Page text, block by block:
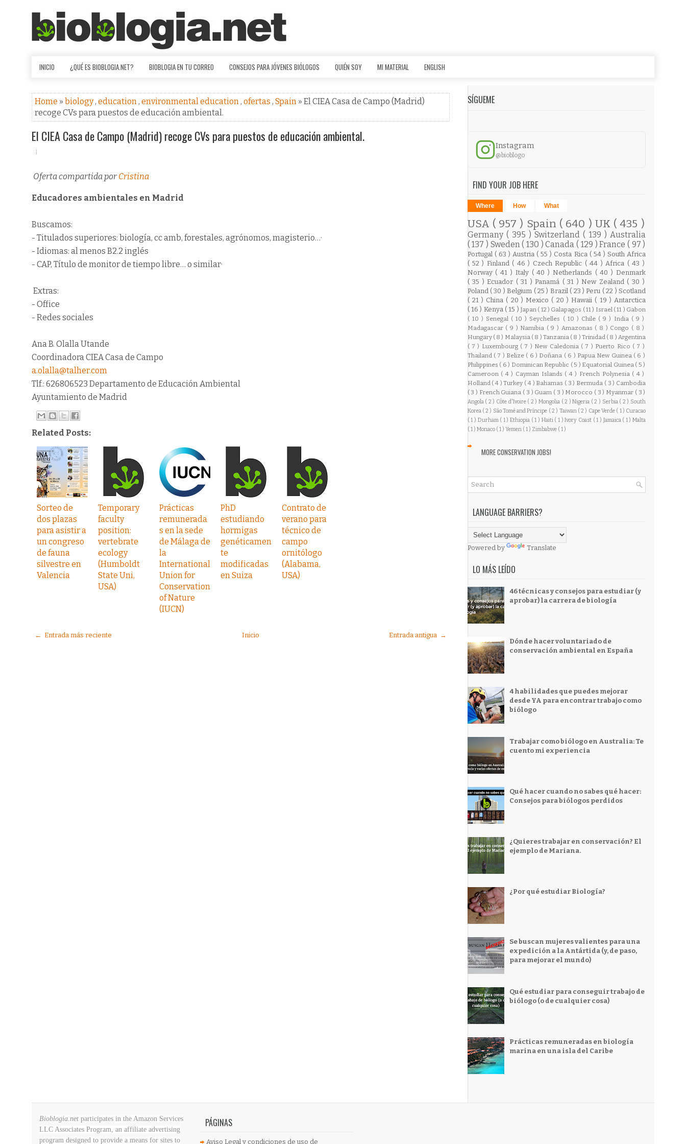
INICIO ¿QUÉ ES BIOBLOGIA.NET? BIOBLOGIA EN TU CORREO CONSEJOS PARA JÓVENES BIÓLOGOS QUIÉN SOY MI MATERIAL ENGLISH
Home » biology, education, environmental education, ofertas , Spain » El CIEA Casa de Campo (Madrid)
recoge CVs para puestos de educación ambiental.
El CIEA Casa de Campo (Madrid) recoge CVs para puestos de educación ambiental.
Oferta compartida por Cristina
Educadores ambientales en Madrid
Buscamos:
- Titulados superiores: biología, cc amb, forestales, agrónomos, magisterio…·
- Idiomas: al menos B2.2 inglés
- CAP, Título de monitor de tiempo libre… o similar·
Extras:
- Office
- Redes sociales
Ana B. Olalla Utande
Coordinadora CIEA Casa de Campo
a.olalla@talher.com
Tlf.: 626806523 Departamento de Educación Ambiental
Ayuntamiento de Madrid
Related Posts:
Sorteo de
dos plazas
para asistir a
un congreso
de fauna
silvestre en
Valencia
Temporary
faculty
position:
vertebrate
ecology
(Humboldt
State Uni,
USA)
Prácticas
remunerada
s en la sede
de Málaga de
la
International
Union for
Conservation
of Nature
(IUCN)
PhD
estudiando
hormigas
genéticamen
te
modificadas
en Suiza
Contrato de
verano para
técnico de
campo
ornitólogo
(Alabama,
USA)
← Entrada más reciente Entrada antigua →
Inicio
SÍGUEME
Instagram
@bioblogo
FIND YOUR JOB HERE
Where How What
USA ( 957 ) Spain ( 640 ) UK ( 435 )
Germany ( 395 )Switzerland( 139 )Australia
( 137 ) Sweden( 130 )Canada( 129 )France ( 97 )
Portugal ( 63 ) Austria ( 55 ) Costa Rica ( 54 ) South Africa
( 52 ) Finland ( 46 ) Czech Republic ( 44 )Africa ( 43 )
Norway ( 41 ) Italy ( 40 ) Netherlands ( 40 ) Denmark
( 35 ) Ecuador ( 31 ) Panamá ( 31 ) New Zealand ( 30 )
Poland ( 30 ) Belgium ( 25 ) Brazil ( 23 ) Peru ( 22 ) Scotland
( 21 ) China ( 20 ) Mexico ( 20 ) Hawaii ( 19 )Antarctica
( 16 ) Kenya ( 15 ) Japan ( 12 ) Galapagos ( 11 ) Israel ( 11 ) Gabon
( 10 ) Senegal ( 10 ) Seychelles ( 10 ) Chile ( 9 ) India ( 9 )
Madagascar ( 9 ) Namibia ( 9 ) Amazonas ( 8 ) Congo ( 8 )
Hungary ( 8 ) Malaysia ( 8 ) Tanzania ( 8 ) Trinidad ( 8 )Argentina
( 7 ) Luxembourg ( 7 ) New Caledonia ( 7 ) Puerto Rico ( 7 )
Thailand ( 7 ) Belize ( 6 ) Doñana ( 6 ) Papua New Guinea ( 6 )
Philippines ( 6 ) Dominican Republic ( 5 ) Equatorial Guinea ( 5 )
Cameroon ( 4 ) Cayman Islands ( 4 ) French Polynesia ( 4 )
Holland ( 4 )Turkey ( 4 ) Bahamas ( 3 ) Bermuda ( 3 ) Cambodia
( 3 ) French Guiana ( 3 ) Guam ( 3 ) Morocco ( 3 ) Myanmar ( 3 )
Angola ( 2 ) Côte d'Ivoire ( 2 ) Mongolia ( 2 )Nigeria ( 2 ) Serbia ( 2 ) South
Korea ( 2 ) São Tomé and Príncipe ( 2 ) Taiwan ( 2 ) Cape Verde ( 1 ) Curacao
( 1 ) Durham ( 1 )Ethiopia ( 1 ) Haiti ( 1 )Ivory Coast ( 1 ) Jamaica ( 1 )Malta
( 1 ) Monaco ( 1 ) Yemen ( 1 ) Zimbabwe ( 1 )
MORE CONSERVATION JOBS!
LANGUAGE BARRIERS?
Powered by Translate
LO MÁS LEÍDO
46 técnicas y consejos para estudiar (y
aprobar) la carrera de biología
Dónde hacer voluntariado de
conservación ambiental en España
4 habilidades que puedes mejorar
desde YA para encontrar trabajo como
biólogo
Trabajar como biólogo en Australia: Te
cuento mi experiencia
Qué hacer cuando no sabes qué hacer:
Consejos para biólogos perdidos
¿Quieres trabajar en conservación? El
ejemplo de Mariana.
¿Por qué estudiar Biología?
Se buscan mujeres valientes para una
expedición a la Antártida (y, de paso,
para mejorar el mundo)
Qué estudiar para conseguir trabajo de
biólogo (o de cualquier cosa)
Prácticas remuneradas en biología
marina en una isla del Caribe
Bioblogia.net participates in the Amazon Services
LLC Associates Program, an affiliate advertising
program designed to provide a means for sites to
PÁGINAS
Aviso Legal y condiciones de uso de